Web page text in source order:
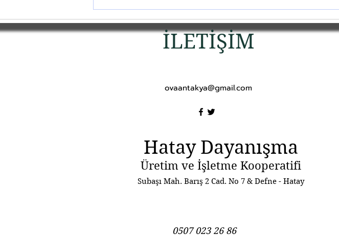
Birlikte Yaşam
İLETİŞİM
ovaantakya@gmail.com
Hatay Dayanışma
Üretim ve İşletme Kooperatifi
Subaşı Mah. Barış 2 Cad. No 7 & Defne - Hatay
0507 023 26 86